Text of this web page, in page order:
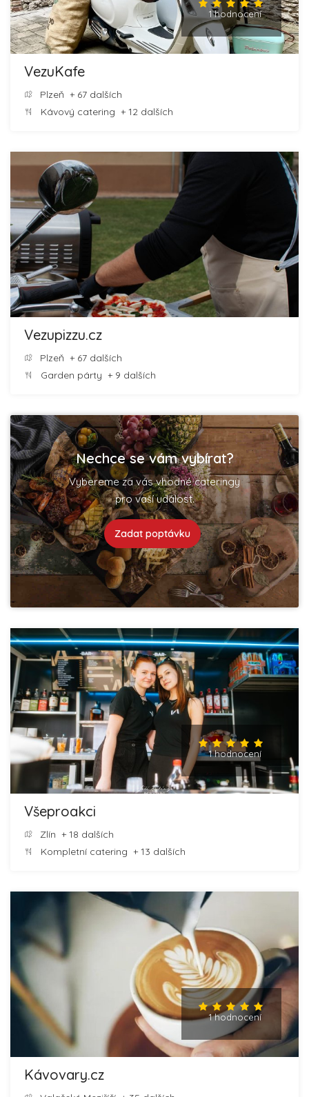
1 hodnocení
VezuKafe
Plzeň + 67 dalších
Kávový catering + 12 dalších
Vezupizzu.cz
Plzeň + 67 dalších
Garden párty + 9 dalších
Nechce se vám vybírat?
Vybereme za vás vhodné cateringy
pro vaší událost.
Zadat poptávku
1 hodnocení
Všeproakci
Zlín + 18 dalších
Kompletní catering + 13 dalších
1 hodnocení
Kávovary.cz